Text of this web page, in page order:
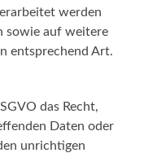
werden
sowie auf weitere
entsprechend Art.
das Recht,
Daten oder
unrichtigen